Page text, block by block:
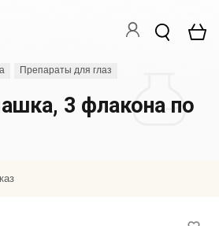
Препараты для глаз
3 флакона по